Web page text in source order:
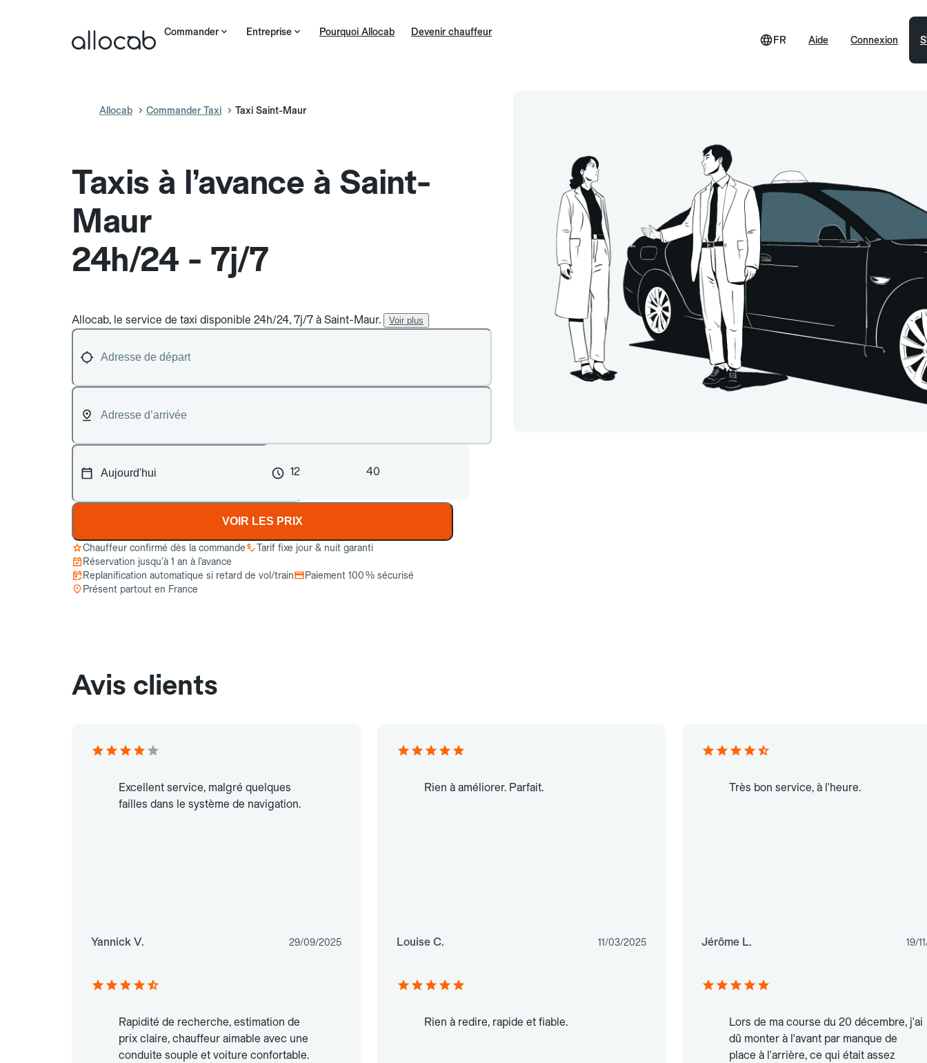
Commander Entreprise Pourquoi Allocab Devenir chauffeur
Aide
FR Connexion
Allocab Commander Taxi Taxi Saint-Maur
Taxis à l’avance à Saint-
Maur
24h/24 - 7j/7
Allocab, le service de taxi disponible 24h/24, 7j/7 à Saint-Maur. Voir plus
12 40
VOIR LES PRIX
Chauffeur confirmé dès la commande
Tarif fixe jour & nuit garanti
Réservation jusqu’à 1 an à l’avance
Replanification automatique si retard de vol/train
Paiement 100 % sécurisé
Présent partout en France
Avis clients
Excellent service, malgré quelques
failles dans le système de navigation.
Yannick V. 29/09/2025
Rien à améliorer. Parfait.
Louise C. 11/03/2025
Très bon service, à l'heure.
Jérôme L. 19/
Rapidité de recherche, estimation de
prix claire, chauffeur aimable avec une
conduite souple et voiture confortable.
Rien à redire, rapide et fiable.
Lors de ma course du 20 décembre, j'ai
dû monter à l'avant par manque de
place à l'arrière, ce qui était assez